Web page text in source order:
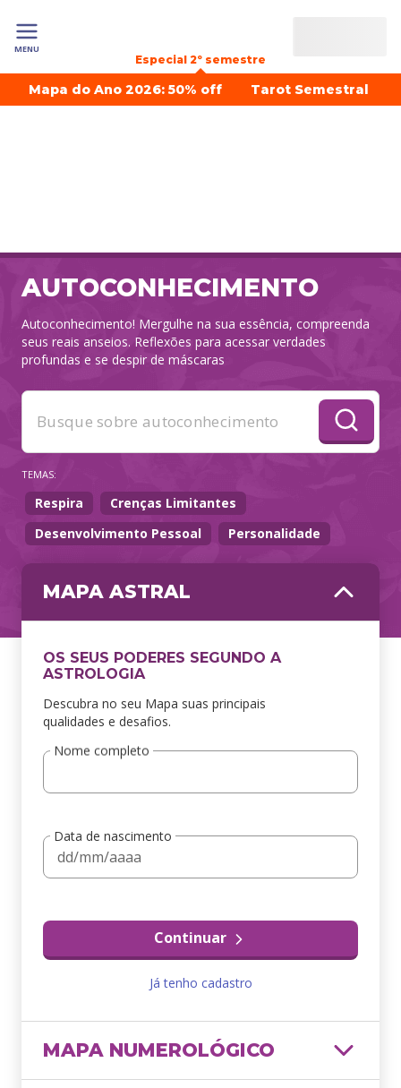
MENU
Especial 2º semestre
Mapa do Ano 2026: 50% off Tarot Semestral
AUTOCONHECIMENTO
Autoconhecimento! Mergulhe na sua essência, compreenda
seus reais anseios. Reflexões para acessar verdades
profundas e se despir de máscaras
TEMAS:
Respira
Crenças Limitantes
Desenvolvimento Pessoal
Personalidade
MAPA ASTRAL
OS SEUS PODERES SEGUNDO A
ASTROLOGIA
Descubra no seu Mapa suas principais
qualidades e desafios.
Nome completo
Data de nascimento
Continuar
Já tenho cadastro
MAPA NUMEROLÓGICO